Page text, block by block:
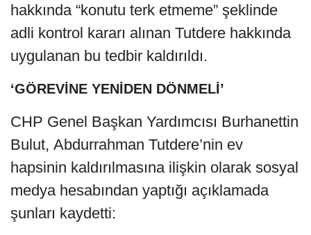
hakkında “konutu terk etmeme” şeklinde
adli kontrol kararı alınan Tutdere hakkında
uygulanan bu tedbir kaldırıldı.
‘GÖREVİNE YENİDEN DÖNMELİ’
CHP Genel Başkan Yardımcısı Burhanettin
Bulut, Abdurrahman Tutdere’nin ev
hapsinin kaldırılmasına ilişkin olarak sosyal
medya hesabından yaptığı açıklamada
şunları kaydetti: